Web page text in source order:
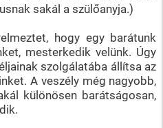
sakál a szülőanyja.)
hogy egy barátunk
mesterkedik velünk. Úgy
szolgálatába állítsa az
A veszély még nagyobb,
különösen barátságosan,